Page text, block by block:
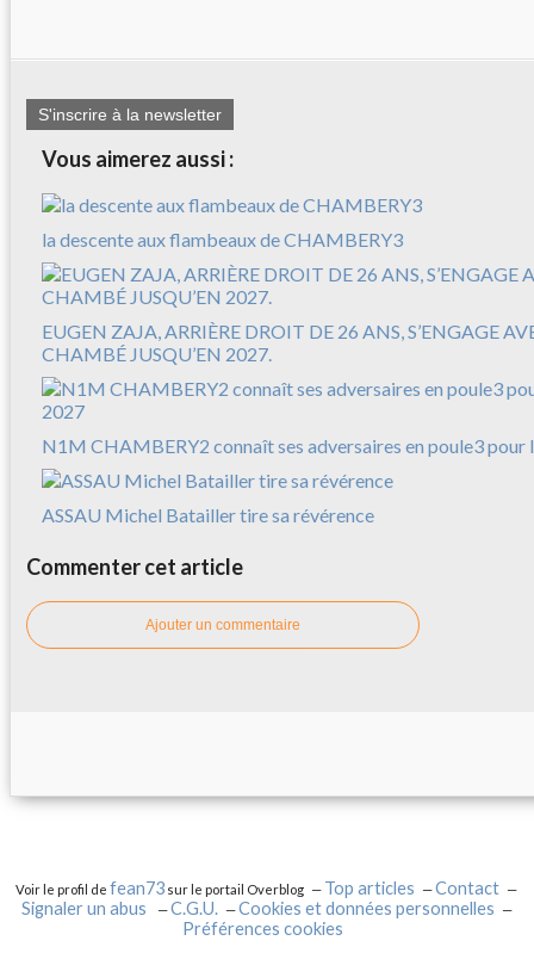
S'inscrire à la newsletter
Vous aimerez aussi :
la descente aux flambeaux de CHAMBERY3
EUGEN ZAJA, ARRIÈRE DROIT DE 26 ANS, S’ENGAGE
CHAMBÉ JUSQU’EN 2027.
N1M CHAMBERY2 connaît ses adversaires en poule3 pour
ASSAU Michel Batailler tire sa révérence
Commenter cet article
Ajouter un commentaire
Voir le profil defean73 sur le portail Overblog Top articles
Contact
Signaler un abus
C.G.U.
Cookies et données personnelles
Préférences cookies